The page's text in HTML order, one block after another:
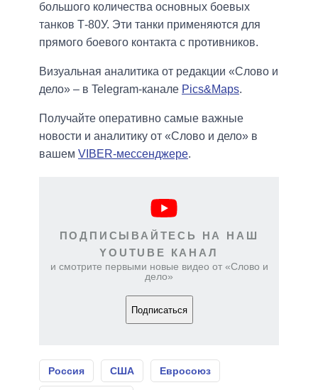
большого количества основных боевых
танков Т-80У. Эти танки применяются для
прямого боевого контакта с противников.
Визуальная аналитика от редакции «Слово и
дело» – в Telegram-канале Pics&Maps.
Получайте оперативно самые важные
новости и аналитику от «Слово и дело» в
вашем VIBER-мессенджере.
ПОДПИСЫВАЙТЕСЬ НА НАШ
YOUTUBE КАНАЛ
и смотрите первыми новые видео от «Слово и
дело»
Подписаться
Россия США Евросоюз